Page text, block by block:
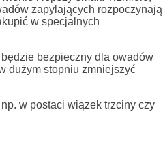
zapylających rozpoczynają
w specjalnych
bezpieczny dla owadów
dużym stopniu zmniejszyć
w postaci wiązek trzciny czy